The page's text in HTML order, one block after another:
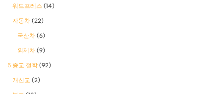
워드프레스 (14)
자동차 (22)
국산차 (6)
외제차 (9)
5 종교 철학 (92)
개신교 (2)